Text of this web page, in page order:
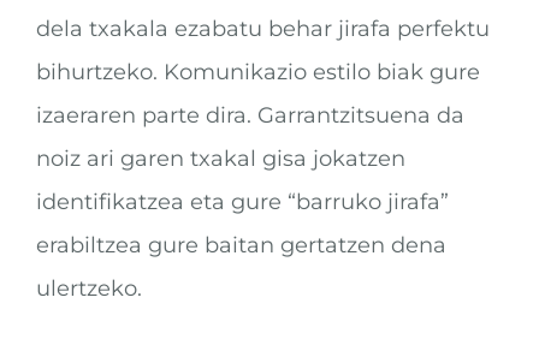
dela txakala ezabatu behar jirafa perfektu
bihurtzeko. Komunikazio estilo biak gure
izaeraren parte dira. Garrantzitsuena da
noiz ari garen txakal gisa jokatzen
identifikatzea eta gure “barruko jirafa”
erabiltzea gure baitan gertatzen dena
ulertzeko.